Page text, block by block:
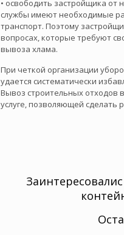
• освободить застройщика
службы имеют необходимые
транспорт. Поэтому
вопросах, которые требуют
вывоза хлама.
При четкой организации
удается систематически
Вывоз строительных отходов
услуге, позволяющей сделать